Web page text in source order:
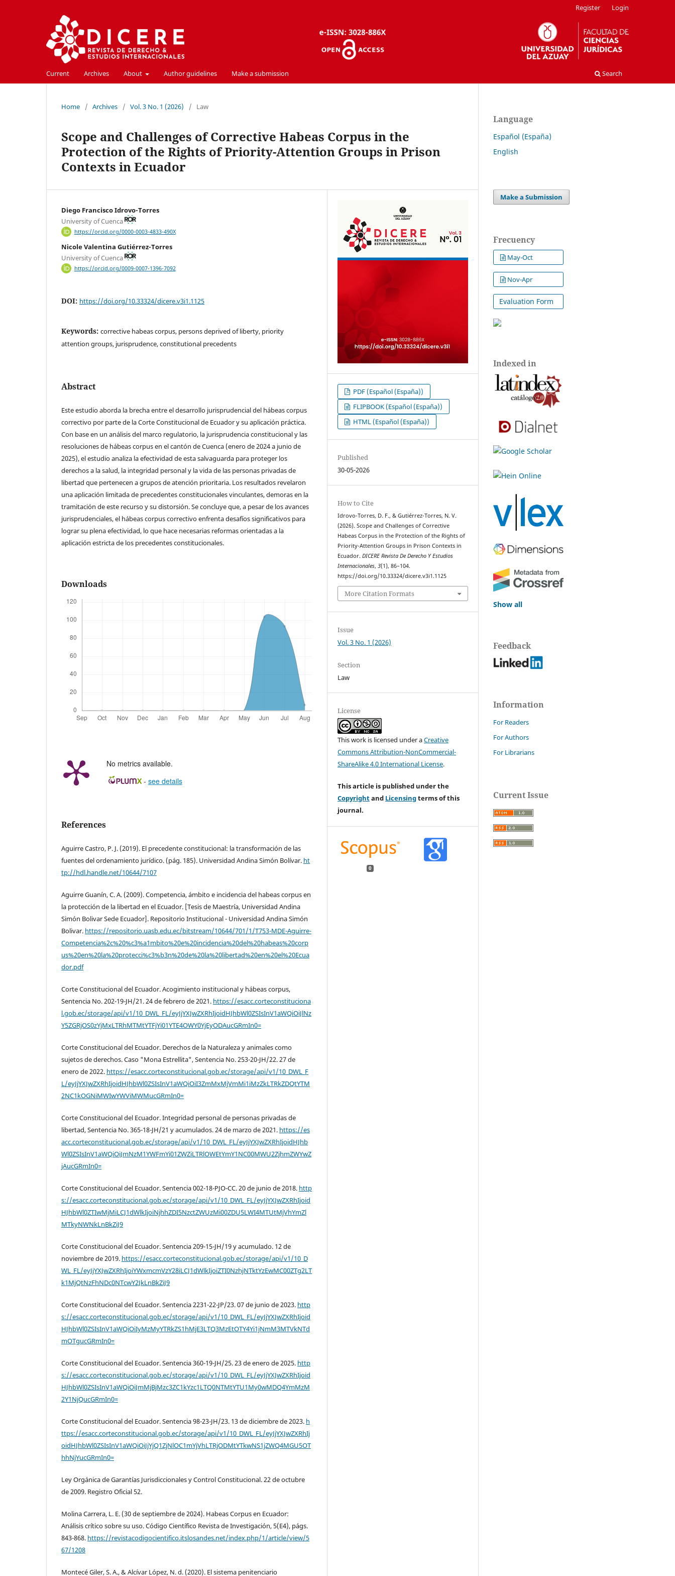
Current Archives About Author guidelines Make a submission Search
Register Login
Home / Archives / Vol. 3 No. 1 (2026) / Law
Scope and Challenges of Corrective Habeas Corpus in the
Protection of the Rights of Priority-Attention Groups in Prison
Contexts in Ecuador
Diego Francisco Idrovo-Torres
University of Cuenca
https://orcid.org/0000-0003-4833-490X
Nicole Valentina Gutiérrez-Torres
University of Cuenca
https://orcid.org/0009-0007-1396-7092
DOI: https://doi.org/10.33324/dicere.v3i1.1125
Keywords: corrective habeas corpus, persons deprived of liberty, priority
attention groups, jurisprudence, constitutional precedents
Abstract
Este estudio aborda la brecha entre el desarrollo jurisprudencial del hábeas corpus
correctivo por parte de la Corte Constitucional de Ecuador y su aplicación práctica.
Con base en un análisis del marco regulatorio, la jurisprudencia constitucional y las
resoluciones de hábeas corpus en el cantón de Cuenca (enero de 2024 a junio de
2025), el estudio analiza la efectividad de esta salvaguarda para proteger los
derechos a la salud, la integridad personal y la vida de las personas privadas de
libertad que pertenecen a grupos de atención prioritaria. Los resultados revelaron
una aplicación limitada de precedentes constitucionales vinculantes, demoras en la
tramitación de este recurso y su distorsión. Se concluye que, a pesar de los avances
jurisprudenciales, el hábeas corpus correctivo enfrenta desafíos significativos para
lograr su plena efectividad, lo que hace necesarias reformas orientadas a la
aplicación estricta de los precedentes constitucionales.
Downloads
No metrics available.
- see details
References
Aguirre Castro, P. J. (2019). El precedente constitucional: la transformación de las
fuentes del ordenamiento jurídico. (pág. 185). Universidad Andina Simón Bolívar. ht
tp://hdl.handle.net/10644/7107
Aguirre Guanín, C. A. (2009). Competencia, ámbito e incidencia del habeas corpus en
la protección de la libertad en el Ecuador. [Tesis de Maestría, Universidad Andina
Simón Bolivar Sede Ecuador]. Repositorio Institucional - Universidad Andina Simón
Bolivar. https://repositorio.uasb.edu.ec/bitstream/10644/701/1/T753-MDE-Aguirre-
Competencia%2c%20%c3%a1mbito%20e%20incidencia%20del%20habeas%20corp
us%20en%20la%20protecci%c3%b3n%20de%20la%20libertad%20en%20el%20Ecua
dor.pdf
Corte Constitucional del Ecuador. Acogimiento institucional y hábeas corpus,
Sentencia No. 202-19-JH/21. 24 de febrero de 2021. https://esacc.corteconstituciona
l.gob.ec/storage/api/v1/10_DWL_FL/eyJjYXJwZXRhIjoidHJhbWl0ZSIsInV1aWQiOiJlNz
Y5ZGRjOS0zYjMxLTRhMTMtYTFjYi01YTE4OWY0YjEyODAucGRmIn0=
Corte Constitucional del Ecuador. Derechos de la Naturaleza y animales como
sujetos de derechos. Caso "Mona Estrellita", Sentencia No. 253-20-JH/22. 27 de
enero de 2022. https://esacc.corteconstitucional.gob.ec/storage/api/v1/10_DWL_F
L/eyJjYXJwZXRhIjoidHJhbWl0ZSIsInV1aWQiOiI3ZmMxMjVmMi1iMzZkLTRkZDQtYTM
2NC1kOGNiMWIwYWViMWMucGRmIn0=
Corte Constitucional del Ecuador. Integridad personal de personas privadas de
libertad, Sentencia No. 365-18-JH/21 y acumulados. 24 de marzo de 2021. https://es
acc.corteconstitucional.gob.ec/storage/api/v1/10_DWL_FL/eyJjYXJwZXRhIjoidHJhb
Wl0ZSIsInV1aWQiOiJmNzM1YWFmYi01ZWZiLTRlOWEtYmY1NC00MWU2ZjhmZWYwZ
jAucGRmIn0=
Corte Constitucional del Ecuador. Sentencia 002-18-PJO-CC. 20 de junio de 2018. http
s://esacc.corteconstitucional.gob.ec/storage/api/v1/10_DWL_FL/eyJjYXJwZXRhIjoid
HJhbWl0ZTIwMjMiLCJ1dWlkIjoiNjhhZDI5NzctZWUzMi00ZDU5LWI4MTUtMjVhYmZl
MTkyNWNkLnBkZiJ9
Corte Constitucional del Ecuador. Sentencia 209-15-JH/19 y acumulado. 12 de
noviembre de 2019. https://esacc.corteconstitucional.gob.ec/storage/api/v1/10_D
WL_FL/eyJjYXJwZXRhIjoiYWxmcmVzY28iLCJ1dWlkIjoiZTI0NzhjNTktYzEwMC00ZTg2LT
k1MjQtNzFhNDc0NTcwY2JkLnBkZiJ9
Corte Constitucional del Ecuador. Sentencia 2231-22-JP/23. 07 de junio de 2023. http
s://esacc.corteconstitucional.gob.ec/storage/api/v1/10_DWL_FL/eyJjYXJwZXRhIjoid
HJhbWl0ZSIsInV1aWQiOiIyMzMyYTRkZS1hMjE3LTQ3MzEtOTY4Yi1jNmM3MTVkNTd
mOTgucGRmIn0=
Corte Constitucional del Ecuador. Sentencia 360-19-JH/25. 23 de enero de 2025. http
s://esacc.corteconstitucional.gob.ec/storage/api/v1/10_DWL_FL/eyJjYXJwZXRhIjoid
HJhbWl0ZSIsInV1aWQiOiJmMjBjMzc3ZC1kYzc1LTQ0NTMtYTU1My0wMDQ4YmMzM
2Y1NjQucGRmIn0=
Corte Constitucional del Ecuador. Sentencia 98-23-JH/23. 13 de diciembre de 2023. h
ttps://esacc.corteconstitucional.gob.ec/storage/api/v1/10_DWL_FL/eyJjYXJwZXRhIj
oidHJhbWl0ZSIsInV1aWQiOiJjYjQ1ZjNlOC1mYjVhLTRjODMtYTkwNS1jZWQ4MGU5OT
hhNjYucGRmIn0=
Ley Orgánica de Garantías Jurisdiccionales y Control Constitucional. 22 de octubre
de 2009. Registro Oficial 52.
Molina Carrera, L. E. (30 de septiembre de 2024). Habeas Corpus en Ecuador:
Análisis crítico sobre su uso. Código Científico Revista de Investigación, 5(E4), págs.
843-868. https://revistacodigocientifico.itslosandes.net/index.php/1/article/view/5
67/1208
Montecé Giler, S. A., & Alcívar López, N. d. (2020). El sistema penitenciario
PDF (Español (España))
FLIPBOOK (Español (España))
HTML (Español (España))
Published
30-05-2026
How to Cite
Idrovo-Torres, D. F., & Gutiérrez-Torres, N. V.
(2026). Scope and Challenges of Corrective
Habeas Corpus in the Protection of the Rights of
Priority-Attention Groups in Prison Contexts in
Ecuador.DICERE Revista De Derecho Y Estudios
Internacionales,3(1), 86–104.
https://doi.org/10.33324/dicere.v3i1.1125
More Citation Formats
Issue
Vol. 3 No. 1 (2026)
Section
Law
License
This work is licensed under aCreative
Commons Attribution-NonCommercial-
ShareAlike 4.0 International License.
This article is published under the
Copyrightand Licensingterms of this
journal.
0
Language
Español (España)
English
Make a Submission
Frecuency
May-Oct
Nov-Apr
Evaluation Form
Indexed in
Show all
Feedback
Information
For Readers
For Authors
For Librarians
Current Issue